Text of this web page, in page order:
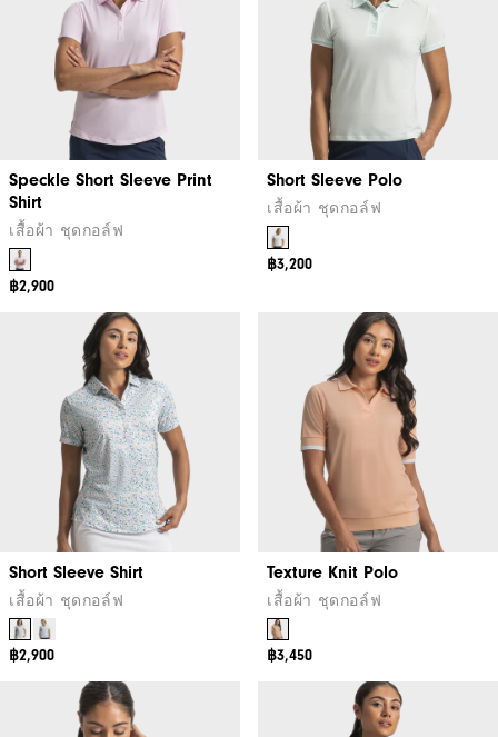
Speckle Short Sleeve Print
Shirt
เสื้อผ้า ชุดกอล์ฟ
฿2,900
Short Sleeve Polo
เสื้อผ้า ชุดกอล์ฟ
฿3,200
Short Sleeve Shirt
เสื้อผ้า ชุดกอล์ฟ
฿2,900
Texture Knit Polo
เสื้อผ้า ชุดกอล์ฟ
฿3,450